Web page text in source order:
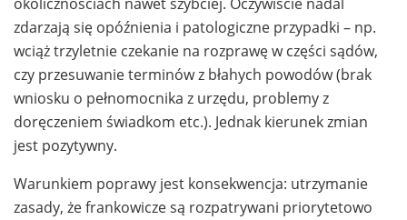
zdarzają się opóźnienia i patologiczne przypadki – np.
wciąż trzyletnie czekanie na rozprawę w części sądów,
czy przesuwanie terminów z błahych powodów (brak
wniosku o pełnomocnika z urzędu, problemy z
doręczeniem świadkom etc.). Jednak kierunek zmian
jest pozytywny.
Warunkiem poprawy jest konsekwencja: utrzymanie
zasady, że frankowicze są rozpatrywani priorytetowo